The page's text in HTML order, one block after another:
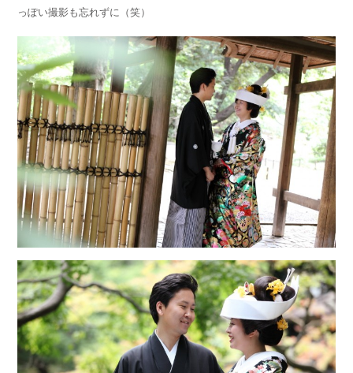
っぽい撮影も忘れずに（笑）